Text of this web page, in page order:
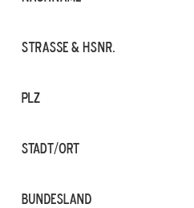
Straße & Hsnr.
PLZ
STADT/ORT
Bundesland